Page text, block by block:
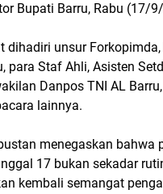
Bupati Barru, Rabu (17/
dihadiri unsur
para Staf Ahli, Asisten
Danpos TNI AL
lainnya.
menegaskan bahwa
17 bukan sekadar
kembali semangat